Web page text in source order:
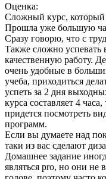
Оценка:
Сложный курс, который
Прошла уже большую
Сразу говорю, что с
Также сложно успевать
качественную работу.
очень удобные в
учеба, приходиться
успеть за 2 дня
курса составляет 4
придется посмотреть
программ.
Если вы думаете над
таки из вас сделают
Домашнее задание
являться pro, но они не